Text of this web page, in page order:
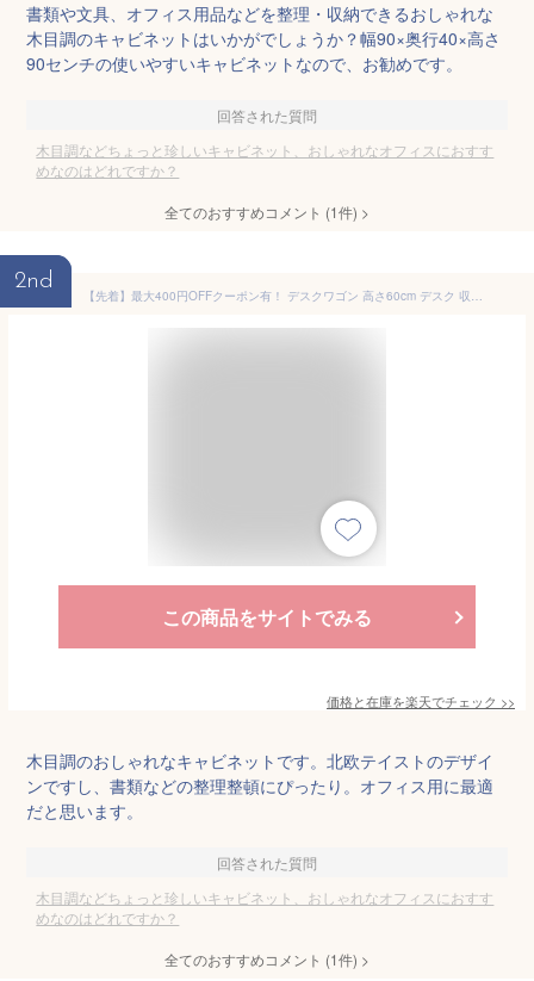
書類や文具、オフィス用品などを整理・収納できるおしゃれな
木目調のキャビネットはいかがでしょうか？幅90×奥行40×高さ
90センチの使いやすいキャビネットなので、お勧めです。
回答された質問
木目調などちょっと珍しいキャビネット、おしゃれなオフィスにおすす
めなのはどれですか？
全てのおすすめコメント (1件) >
2nd
【先着】最大400円OFFクーポン有！ デスクワゴン 高さ60cm デスク 収納 ワゴン キャスター 木目調 キャビネット 引き出し （ 送料無料 サイドワゴン オフィスワゴン 3段 デスク下 脇机 幅40 キャスター付き ） 【3980円以上送料無料】
この商品をサイトでみる
価格と在庫を楽天でチェック >>
木目調のおしゃれなキャビネットです。北欧テイストのデザイ
ンですし、書類などの整理整頓にぴったり。オフィス用に最適
だと思います。
回答された質問
木目調などちょっと珍しいキャビネット、おしゃれなオフィスにおすす
めなのはどれですか？
全てのおすすめコメント (1件) >